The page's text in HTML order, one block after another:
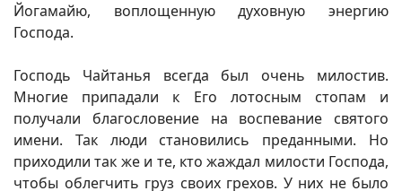
Йогамайю, воплощенную духовную энергию
Господа.
Господь Чайтанья всегда был очень милостив.
Многие припадали к Его лотосным стопам и
получали благословение на воспевание святого
имени. Так люди становились преданными. Но
приходили так же и те, кто жаждал милости Господа,
чтобы облегчить груз своих грехов. У них не было